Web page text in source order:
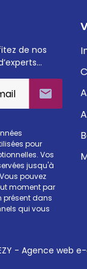
de nos

pour
Vos
jusqu'à
pouvez
moment par
présent dans
qui vous
- Agence web